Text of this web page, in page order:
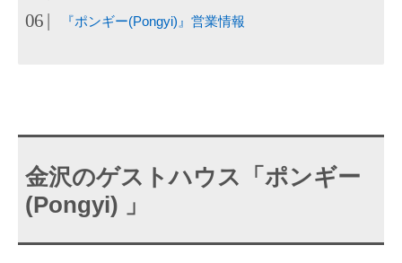
『ポンギー(Pongyi)』営業情報
金沢のゲストハウス「ポンギー
(Pongyi) 」